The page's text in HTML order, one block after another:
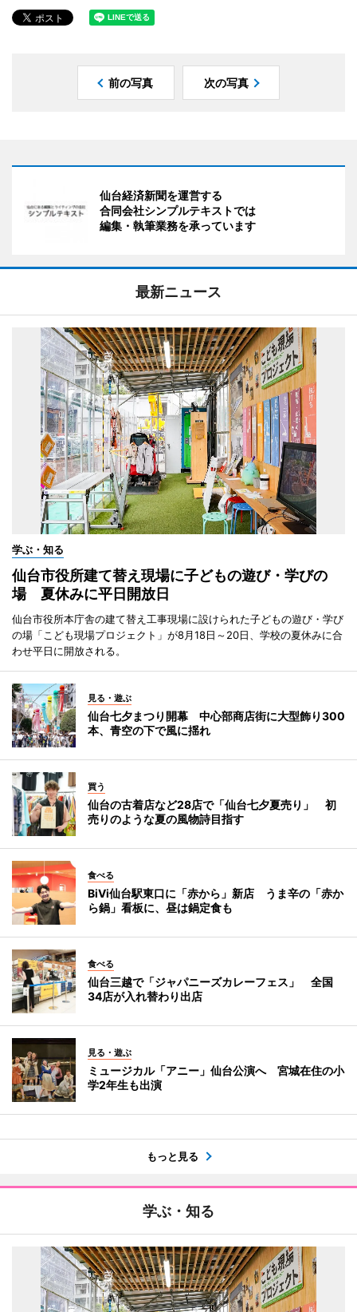
前の写真 次の写真
仙台経済新聞を運営する
合同会社シンプルテキストでは
編集・執筆業務を承っています
最新ニュース
学ぶ・知る
仙台市役所建て替え現場に子どもの遊び・学びの
場 夏休みに平日開放日
仙台市役所本庁舎の建て替え工事現場に設けられた子どもの遊び・学び
の場「こども現場プロジェクト」が8月18日～20日、学校の夏休みに合
わせ平日に開放される。
見る・遊ぶ
仙台七夕まつり開幕 中心部商店街に大型飾り300
本、青空の下で風に揺れ
買う
仙台の古着店など28店で「仙台七夕夏売り」 初
売りのような夏の風物詩目指す
食べる
BiVi仙台駅東口に「赤から」新店 うま辛の「赤か
ら鍋」看板に、昼は鍋定食も
食べる
仙台三越で「ジャパニーズカレーフェス」 全国
34店が入れ替わり出店
見る・遊ぶ
ミュージカル「アニー」仙台公演へ 宮城在住の小
学2年生も出演
もっと見る
学ぶ・知る